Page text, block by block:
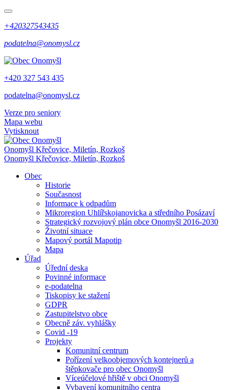
+420327543435
podatelna@onomysl.cz
+420 327 543 435
podatelna@onomysl.cz
Verze pro seniory
Mapa webu
Vytisknout
Onomyšl Křečovice, Miletín, Rozkoš
Onomyšl Křečovice, Miletín, Rozkoš
Obec
Historie
Současnost
Informace k odpadům
Mikroregion Uhlířskojanovicka a středního Posázaví
Strategický rozvojový plán obce Onomyšl 2016-2030
Životní situace
Mapový portál Mapotip
Mapa
Úřad
Úřední deska
Povinné informace
e-podatelna
Tiskopisy ke stažení
GDPR
Zastupitelstvo obce
Obecně záv. vyhlášky
Covid -19
Projekty
Komunitní centrum
Pořízení velkoobjemových kontejnerů a
štěpkovače pro obec Onomyšl
Víceúčelové hřiště v obci Onomyšl
Vybavení komunitního centra